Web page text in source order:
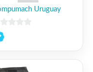
Uruguay